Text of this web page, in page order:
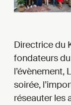
Directrice du
fondateurs
l’évènement,
soirée,
réseauter les